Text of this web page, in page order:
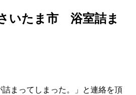
いたま市 浴室詰ま
詰まってしまった。」と連絡を頂